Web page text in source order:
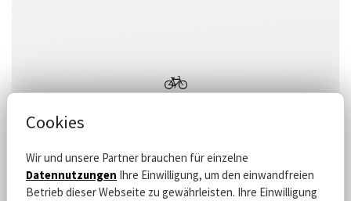
Cookies
Wir und unsere Partner brauchen für einzelne
Datennutzungen Ihre Einwilligung, um den einwandfreien
Betrieb dieser Webseite zu gewährleisten. Ihre Einwilligung